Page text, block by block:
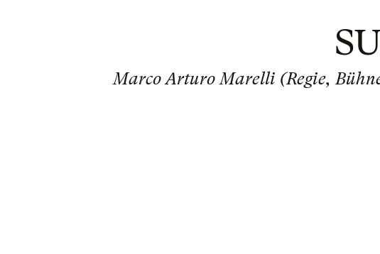
Marco Arturo Marelli (Regie,